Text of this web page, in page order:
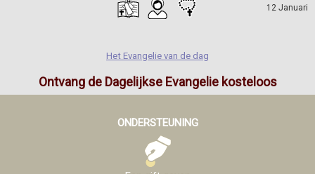
12 Januari
Het Evangelie van de dag
Ontvang de Dagelijkse Evangelie kosteloos
ONDERSTEUNING